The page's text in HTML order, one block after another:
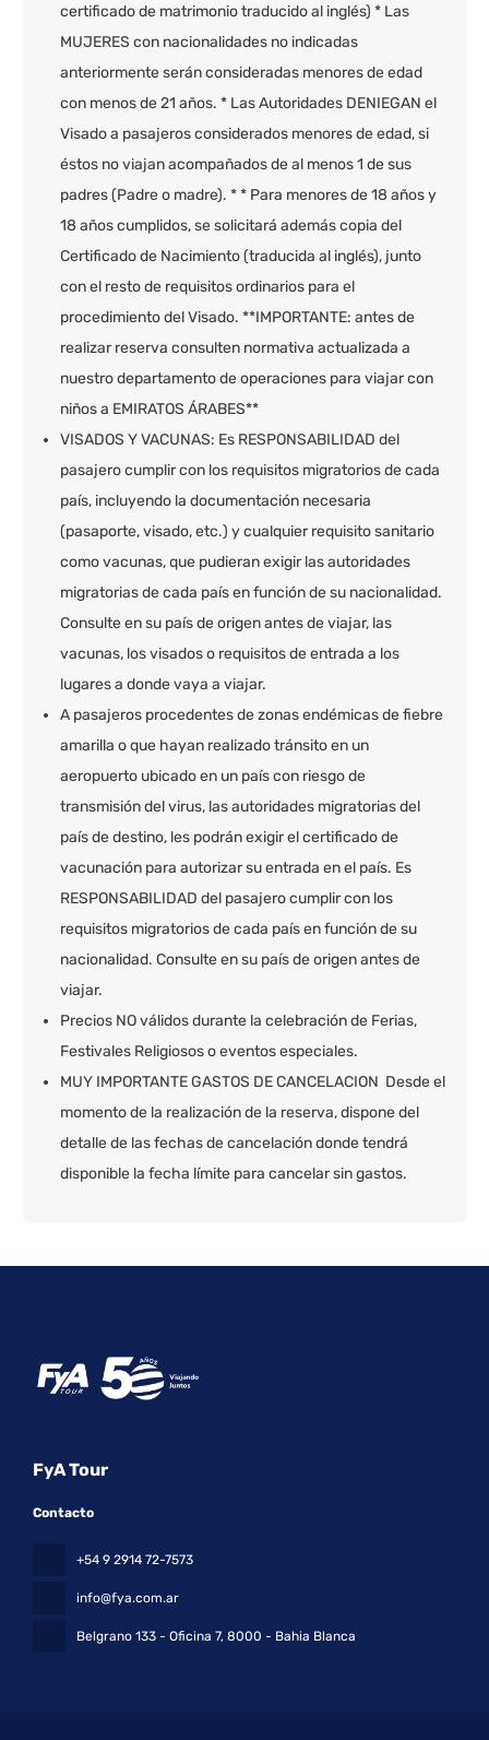
certificado de matrimonio traducido al inglés) * Las
MUJERES con nacionalidades no indicadas
anteriormente serán consideradas menores de edad
con menos de 21 años. * Las Autoridades DENIEGAN el
Visado a pasajeros considerados menores de edad, si
éstos no viajan acompañados de al menos 1 de sus
padres (Padre o madre). * * Para menores de 18 años y
18 años cumplidos, se solicitará además copia del
Certificado de Nacimiento (traducida al inglés), junto
con el resto de requisitos ordinarios para el
procedimiento del Visado. **IMPORTANTE: antes de
realizar reserva consulten normativa actualizada a
nuestro departamento de operaciones para viajar con
niños a EMIRATOS ÁRABES**
VISADOS Y VACUNAS: Es RESPONSABILIDAD del
pasajero cumplir con los requisitos migratorios de cada
país, incluyendo la documentación necesaria
(pasaporte, visado, etc.) y cualquier requisito sanitario
como vacunas, que pudieran exigir las autoridades
migratorias de cada país en función de su nacionalidad.
Consulte en su país de origen antes de viajar, las
vacunas, los visados o requisitos de entrada a los
lugares a donde vaya a viajar.
A pasajeros procedentes de zonas endémicas de fiebre
amarilla o que hayan realizado tránsito en un
aeropuerto ubicado en un país con riesgo de
transmisión del virus, las autoridades migratorias del
país de destino, les podrán exigir el certificado de
vacunación para autorizar su entrada en el país. Es
RESPONSABILIDAD del pasajero cumplir con los
requisitos migratorios de cada país en función de su
nacionalidad. Consulte en su país de origen antes de
viajar.
Precios NO válidos durante la celebración de Ferias,
Festivales Religiosos o eventos especiales.
MUY IMPORTANTE GASTOS DE CANCELACION Desde el
momento de la realización de la reserva, dispone del
detalle de las fechas de cancelación donde tendrá
disponible la fecha límite para cancelar sin gastos.
FyA Tour
Contacto
+54 9 2914 72-7573
info@fya.com.ar
Belgrano 133 - Oficina 7, 8000 - Bahia Blanca